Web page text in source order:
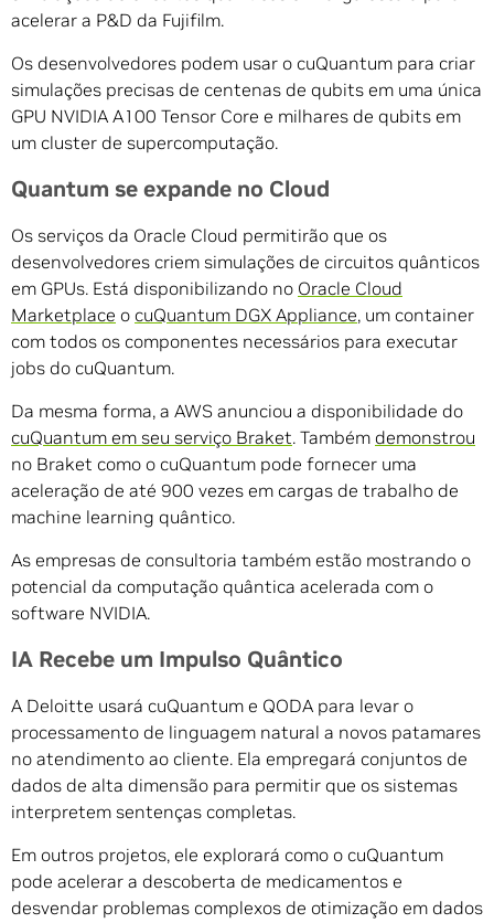
acelerar a P&D da Fujifilm.
Os desenvolvedores podem usar o cuQuantum para criar
simulações precisas de centenas de qubits em uma única
GPU NVIDIA A100 Tensor Core e milhares de qubits em
um cluster de supercomputação.
Quantum se expande no Cloud
Os serviços da Oracle Cloud permitirão que os
desenvolvedores criem simulações de circuitos quânticos
em GPUs. Está disponibilizando no Oracle Cloud
Marketplace o cuQuantum DGX Appliance, um container
com todos os componentes necessários para executar
jobs do cuQuantum.
Da mesma forma, a AWS anunciou a disponibilidade do
cuQuantum em seu serviço Braket. Também demonstrou
no Braket como o cuQuantum pode fornecer uma
aceleração de até 900 vezes em cargas de trabalho de
machine learning quântico.
As empresas de consultoria também estão mostrando o
potencial da computação quântica acelerada com o
software NVIDIA.
IA Recebe um Impulso Quântico
A Deloitte usará cuQuantum e QODA para levar o
processamento de linguagem natural a novos patamares
no atendimento ao cliente. Ela empregará conjuntos de
dados de alta dimensão para permitir que os sistemas
interpretem sentenças completas.
Em outros projetos, ele explorará como o cuQuantum
pode acelerar a descoberta de medicamentos e
desvendar problemas complexos de otimização em dados